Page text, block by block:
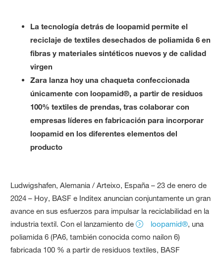
La tecnología detrás de loopamid permite el
reciclaje de textiles desechados de poliamida 6 en
fibras y materiales sintéticos nuevos y de calidad
virgen
Zara lanza hoy una chaqueta confeccionada
únicamente con loopamid®, a partir de residuos
100% textiles de prendas, tras colaborar con
empresas líderes en fabricación para incorporar
loopamid en los diferentes elementos del
producto
Ludwigshafen, Alemania / Arteixo, España – 23 de enero de
2024 – Hoy, BASF e Inditex anuncian conjuntamente un gran
avance en sus esfuerzos para impulsar la reciclabilidad en la
industria textil. Con el lanzamiento de
loopamid®, una
poliamida 6 (PA6, también conocida como nailon 6)
fabricada 100 % a partir de residuos textiles, BASF